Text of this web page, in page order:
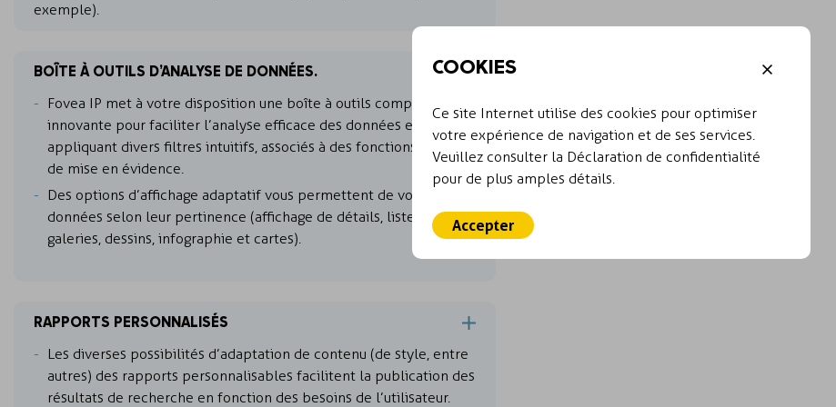
exemple).
BOÎTE À OUTILS D’ANALYSE DE DONNÉES.
Fovea IP met à votre disposition une boîte à outils complète et
innovante pour faciliter l’analyse efficace des données en
appliquant divers filtres intuitifs, associés à des fonctions de tri et
de mise en évidence.
Des options d’affichage adaptatif vous permettent de voir les
données selon leur pertinence (affichage de détails, listes,
galeries, dessins, infographie et cartes).
RAPPORTS PERSONNALISÉS
Les diverses possibilités d’adaptation de contenu (de style, entre
autres) des rapports personnalisables facilitent la publication des
résultats de recherche en fonction des besoins de l’utilisateur.
COOKIES
Ce site Internet utilise des cookies pour optimiser
votre expérience de navigation et de ses services.
Veuillez consulter la Déclaration de confidentialité
pour de plus amples détails.
Accepter